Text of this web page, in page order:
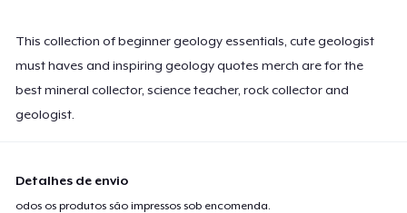
This collection of beginner geology essentials, cute geologist
must haves and inspiring geology quotes merch are for the
best mineral collector, science teacher, rock collector and
geologist.
Detalhes de envio
odos os produtos são impressos sob encomenda.